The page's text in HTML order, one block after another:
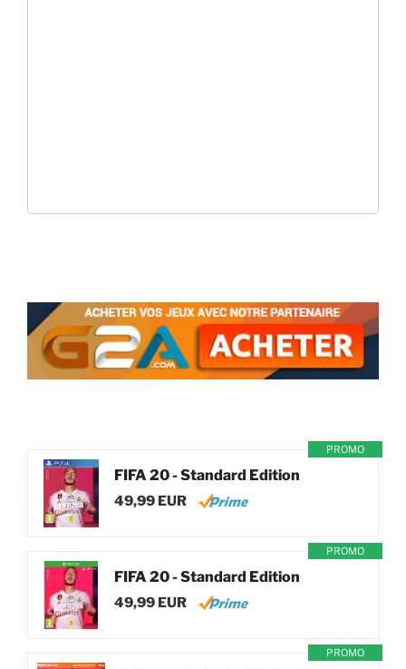
PROMO
FIFA 20 - Standard Edition
49,99 EUR
PROMO
FIFA 20 - Standard Edition
49,99 EUR
PROMO